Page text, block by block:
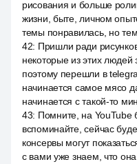
рисования и больше
жизни, быте, личном
темы понравилась, но
42: Пришли ради
некоторые из этих людей
поэтому перешли в
начинается самое мясо
начинается с такой-то
43: Помните, на YouTube
вспоминайте, сейчас
консервы могут
с вами уже знаем, что